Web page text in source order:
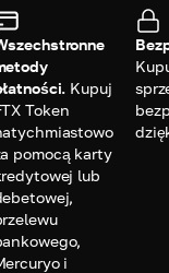
Kupuj
Token
pomocą karty
lub
i